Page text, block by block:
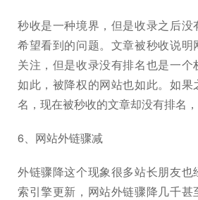
秒收是一种境界，但是收录之后没
希望看到的问题。文章被秒收说
关注，但是收录没有排名也是一
如此，被降权的网站也如此。如
名，现在被秒收的文章却没有排名，
6、网站外链骤减
外链骤降这个现象很多站长朋友也
索引擎更新，网站外链骤降几千甚